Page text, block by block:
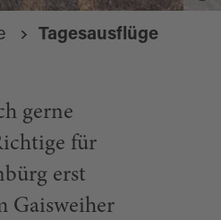
Tagesausflüge
gerne
für
erst
Gaisweiher